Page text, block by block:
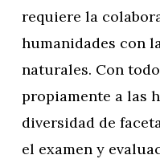
requiere la
humanidades con
naturales. Con
propiamente a las
diversidad de
el examen y